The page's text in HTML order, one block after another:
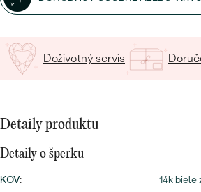
svadobné
obrúčky
PODĽA MATERIÁLU
ZLATO
S LAB GROWN DIAMANTMI
LUXUSNÉ
LUXUSNÉ
Doživotný servis
Detaily produktu
Detaily o šperku
KOV:
14k biele